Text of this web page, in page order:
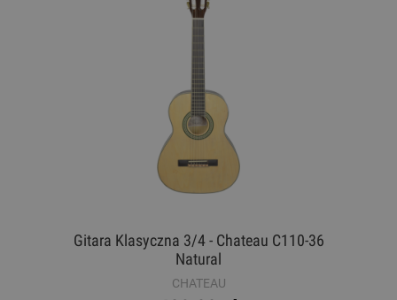
Gitara Klasyczna 3/4 - Chateau C110-36
Natural
CHATEAU